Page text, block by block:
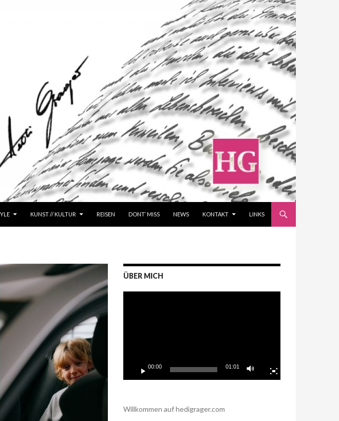
KUNST // KULTUR REISEN DONT‘ MISS NEWS KONTAKT LINKS
ÜBER MICH
00:00 01:01
Willkommen auf hedigrager.com